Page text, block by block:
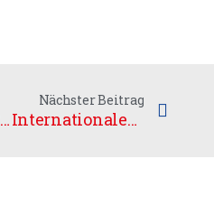
Danke, Pascal Reichert – und viel Erfolg in der Schweiz
Nächster Beitrag
Internationaler Sparkassen-Cup 2026 – Top-Floorball in Weißenfels